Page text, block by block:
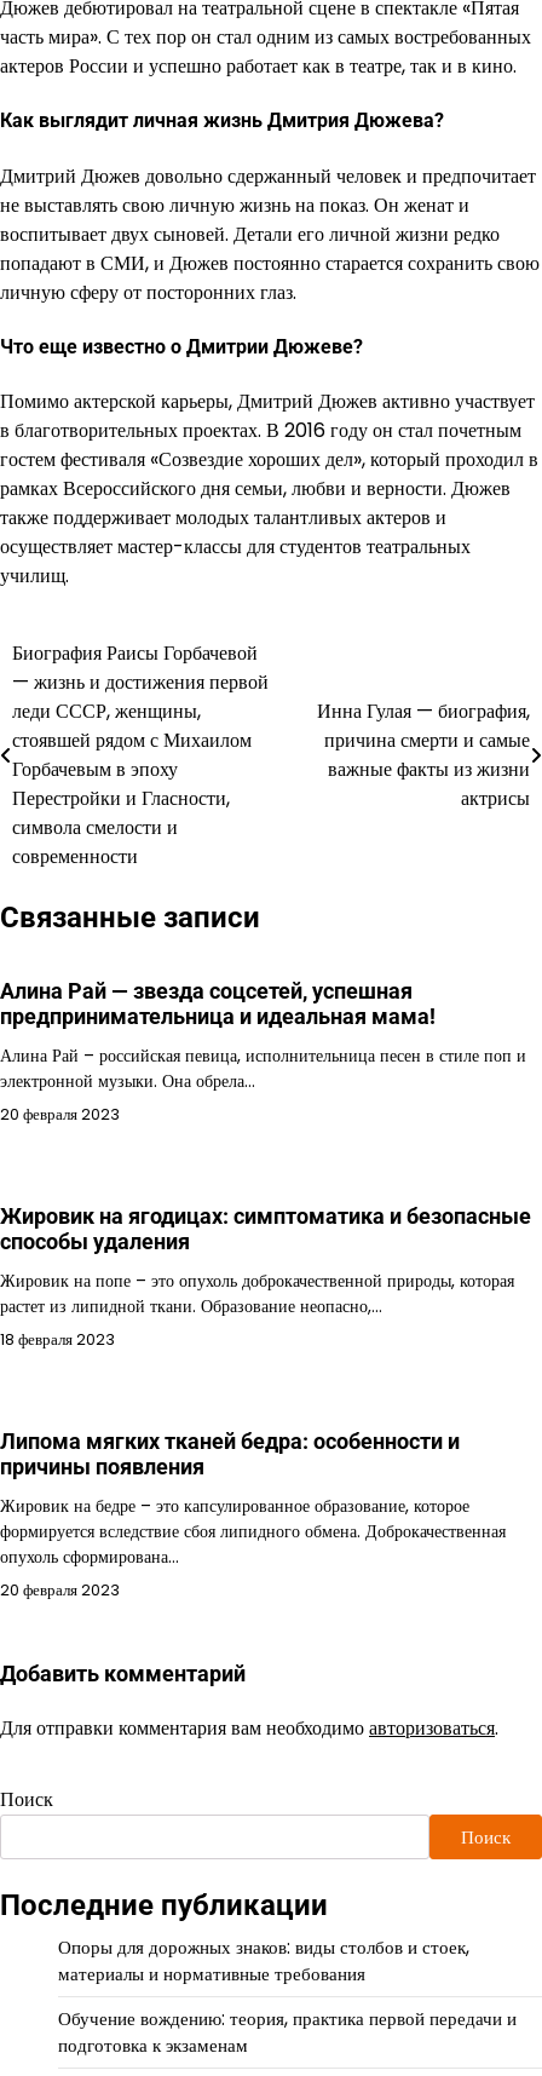
Дюжев дебютировал на театральной сцене в спектакле «Пятая
часть мира». С тех пор он стал одним из самых востребованных
актеров России и успешно работает как в театре, так и в кино.
Как выглядит личная жизнь Дмитрия Дюжева?
Дмитрий Дюжев довольно сдержанный человек и предпочитает
не выставлять свою личную жизнь на показ. Он женат и
воспитывает двух сыновей. Детали его личной жизни редко
попадают в СМИ, и Дюжев постоянно старается сохранить свою
личную сферу от посторонних глаз.
Что еще известно о Дмитрии Дюжеве?
Помимо актерской карьеры, Дмитрий Дюжев активно участвует
в благотворительных проектах. В 2016 году он стал почетным
гостем фестиваля «Созвездие хороших дел», который проходил в
рамках Всероссийского дня семьи, любви и верности. Дюжев
также поддерживает молодых талантливых актеров и
осуществляет мастер-классы для студентов театральных
училищ.
Навигация
по
записям
Биография Раисы Горбачевой
— жизнь и достижения первой
леди СССР, женщины,
стоявшей рядом с Михаилом
Горбачевым в эпоху
Перестройки и Гласности,
символа смелости и
современности
Инна Гулая — биография,
причина смерти и самые
важные факты из жизни
актрисы
Связанные записи
Алина Рай — звезда соцсетей, успешная
предпринимательница и идеальная мама!
Алина Рай – российская певица, исполнительница песен в стиле поп и
электронной музыки. Она обрела…
20 февраля 2023
Жировик на ягодицах: симптоматика и безопасные
способы удаления
Жировик на попе – это опухоль доброкачественной природы, которая
растет из липидной ткани. Образование неопасно,…
18 февраля 2023
Липома мягких тканей бедра: особенности и
причины появления
Жировик на бедре – это капсулированное образование, которое
формируется вследствие сбоя липидного обмена. Доброкачественная
опухоль сформирована…
20 февраля 2023
Добавить комментарий
Для отправки комментария вам необходимоавторизоваться.
Поиск
Поиск
Последние публикации
Опоры для дорожных знаков: виды столбов и стоек,
материалы и нормативные требования
Обучение вождению: теория, практика первой передачи и
подготовка к экзаменам